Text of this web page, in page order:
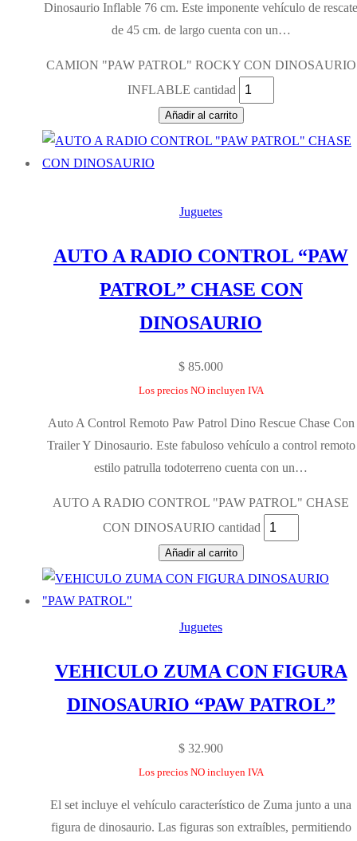
Dinosaurio Inflable 76 cm. Este imponente vehículo de rescate
de 45 cm. de largo cuenta con un…
CAMION "PAW PATROL" ROCKY CON DINOSAURIO
INFLABLE cantidad
Añadir al carrito
Juguetes
AUTO A RADIO CONTROL “PAW
PATROL” CHASE CON
DINOSAURIO
$ 85.000
Los precios NO incluyen IVA
Auto A Control Remoto Paw Patrol Dino Rescue Chase Con
Trailer Y Dinosaurio. Este fabuloso vehículo a control remoto
estilo patrulla todoterreno cuenta con un…
AUTO A RADIO CONTROL "PAW PATROL" CHASE
CON DINOSAURIO cantidad
Añadir al carrito
Juguetes
VEHICULO ZUMA CON FIGURA
DINOSAURIO “PAW PATROL”
$ 32.900
Los precios NO incluyen IVA
El set incluye el vehículo característico de Zuma junto a una
figura de dinosaurio. Las figuras son extraíbles, permitiendo